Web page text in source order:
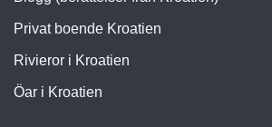
Privat boende Kroatien
Rivieror i Kroatien
Öar i Kroatien